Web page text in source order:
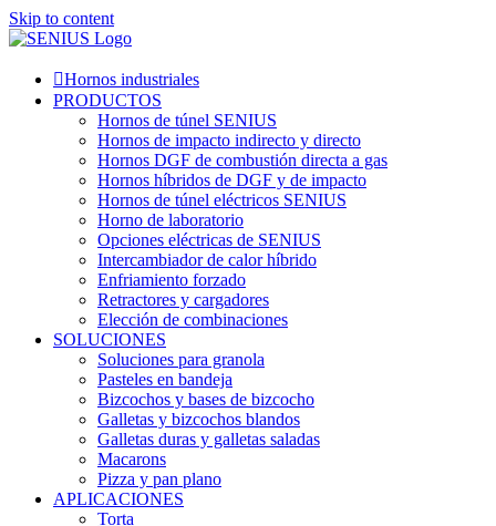
Skip to content
Hornos industriales
PRODUCTOS
Hornos de túnel SENIUS
Hornos de impacto indirecto y directo
Hornos DGF de combustión directa a gas
Hornos híbridos de DGF y de impacto
Hornos de túnel eléctricos SENIUS
Horno de laboratorio
Opciones eléctricas de SENIUS
Intercambiador de calor híbrido
Enfriamiento forzado
Retractores y cargadores
Elección de combinaciones
SOLUCIONES
Soluciones para granola
Pasteles en bandeja
Bizcochos y bases de bizcocho
Galletas y bizcochos blandos
Galletas duras y galletas saladas
Macarons
Pizza y pan plano
APLICACIONES
Torta